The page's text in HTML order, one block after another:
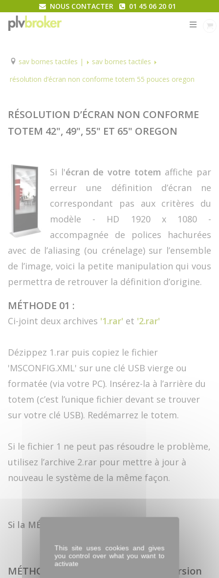
sav bornes tactiles |
sav bornes tactiles
résolution d’écran non conforme totem 55 pouces oregon
NOUS CONTACTER 01 45 06 20 01
RÉSOLUTION D’ÉCRAN NON CONFORME
TOTEM 42", 49", 55" ET 65" OREGON
Si l'écran de votre totem affiche par
erreur une définition d’écran ne
correspondant pas aux critères du
modèle - HD 1920 x 1080 -
accompagnée de polices hachurées
avec de l’aliasing (ou crénelage) sur l’ensemble
de l’image, voici la petite manipulation qui vous
permettra de retrouver la définition d’origine.
MÉTHODE 01 :
Ci-joint deux archives '1.rar' et '2.rar'
Dézippez 1.rar puis copiez le fichier
'MSCONFIG.XML' sur une clé USB vierge ou
formatée (via votre PC). Insérez-la à l’arrière du
totem (c’est l’unique fichier devant se trouver
sur votre clé USB). Redémarrez le totem.
Si le fichier 1 ne peut pas résoudre le problème,
utilisez l’archive 2.rar pour mettre à jour à
nouveau le système de la même façon.
Si la MÉTHODE 01 ne fonctionne pas
MÉTHODE 02 (uniquement sur la version
This site uses cookies and gives
you control over what you want to
activate